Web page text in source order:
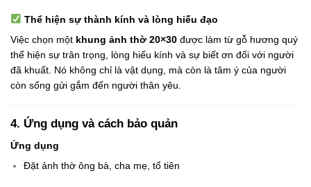
Thể hiện sự thành kính và lòng hiếu đạo
Việc chọn một khung ảnh thờ 20×30 được làm từ gỗ hương quý
thể hiện sự trân trọng, lòng hiếu kính và sự biết ơn đối với người
đã khuất. Nó không chỉ là vật dụng, mà còn là tâm ý của người
còn sống gửi gắm đến người thân yêu.
4. Ứng dụng và cách bảo quản
Ứng dụng
Đặt ảnh thờ ông bà, cha mẹ, tổ tiên